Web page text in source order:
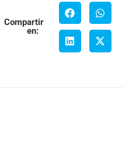
Compartir
en: